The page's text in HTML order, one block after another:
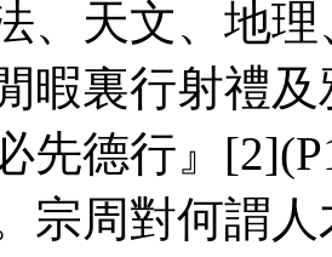
、天文、地
暇裏行射禮
先德行』
宗周對何謂